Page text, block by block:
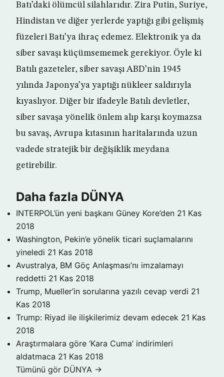
Batı’daki ölümcül silahlarıdır. Zira Putin, Suriye,
Hindistan ve diğer yerlerde yaptığı gibi gelişmiş
füzeleri Batı’ya ihraç edemez. Elektronik ya da
siber savaşı küçümsememek gerekiyor. Öyle ki
Batılı gazeteler, siber savaşı ABD’nin 1945
yılında Japonya’ya yaptığı nükleer saldırıyla
kıyaslıyor. Diğer bir ifadeyle Batılı devletler,
siber savaşa yönelik önlem alıp karşı koymazsa
bu savaş, Avrupa kıtasının haritalarında uzun
vadede stratejik bir değişiklik meydana
getirebilir.
Daha fazla DÜNYA
INTERPOL’ün yeni başkanı Güney Kore’den 21 Kas
2018
Washington, Pekin’e yönelik ticari suçlamalarını
yineledi 21 Kas 2018
Avustralya, BM Göç Anlaşması’nı imzalamayı
reddetti 21 Kas 2018
Trump, Mueller’in sorularına yazılı cevap verdi 21
Kas 2018
Trump: Riyad ile ilişkilerimiz devam edecek 21 Kas
2018
Araştırmalara göre ‘Kara Cuma’ indirimleri
aldatmaca 21 Kas 2018
Tümünü gör DÜNYA →